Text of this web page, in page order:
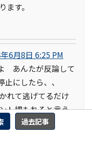
過去記事
す。
6月8日 6:25 PM
あんたが反論して
止にしたら、、
れて逃げてるだけ
ト埋もれると言う
ト多いのかねーー